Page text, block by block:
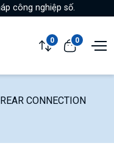
công nghiệp số.
0 0
CONNECTION